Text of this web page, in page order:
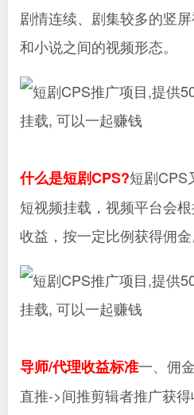
剧情连续、剧集较多的竖
和小说之间的视频形态。
什么是短剧CPS?短剧CPS
短视频挂载，视频平台会
收益，按一定比例获得佣金
导师/代理收益标准一、佣
直推->间推剪辑者推广获